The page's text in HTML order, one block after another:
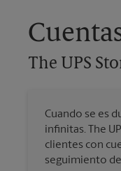
The UPS
Cuando se es
infinitas. The
clientes con
seguimiento